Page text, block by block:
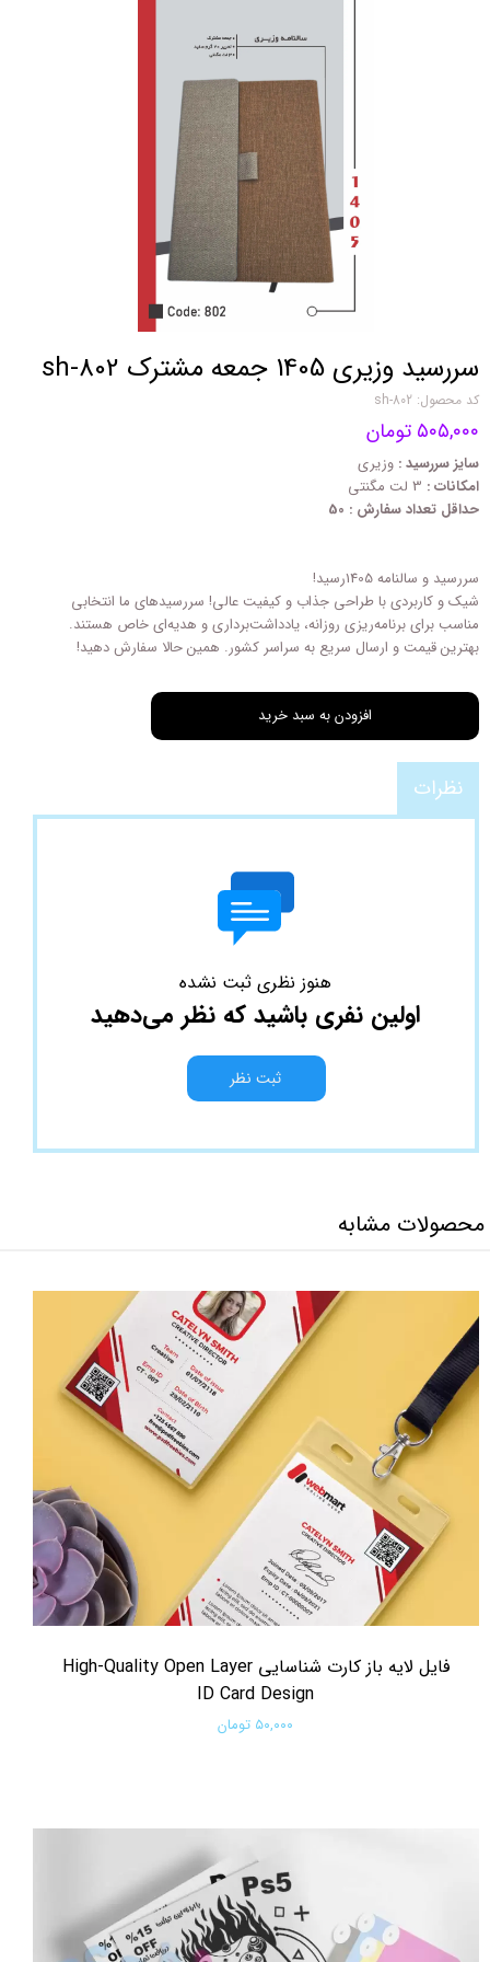
سررسید وزیری 1405 جمعه مشترک sh-802
کد محصول: sh-802
۵۰۵,۰۰۰ تومان
سایز سررسید : وزیری
امکانات :
حداقل تعداد سفارش : 50
سررسید و سالنامه 1405رسید!
شیک و کاربردی با طراحی‌ جذاب و کیفیت عالی! سررسیدهای ما انتخابی
مناسب برای برنامه‌ریزی روزانه، یادداشت‌برداری و هدیه‌ای خاص هستند.
بهترین قیمت و ارسال سریع به سراسر کشور. همین حالا سفارش دهید!
افزودن به سبد خرید
نظرات
هنوز نظری ثبت نشده
اولین نفری باشید که نظر می‌دهید
ثبت نظر
محصولات مشابه
فایل لایه باز کارت شناسایی High-Quality Open Layer
ID Card Design
۵۰,۰۰۰ تومان